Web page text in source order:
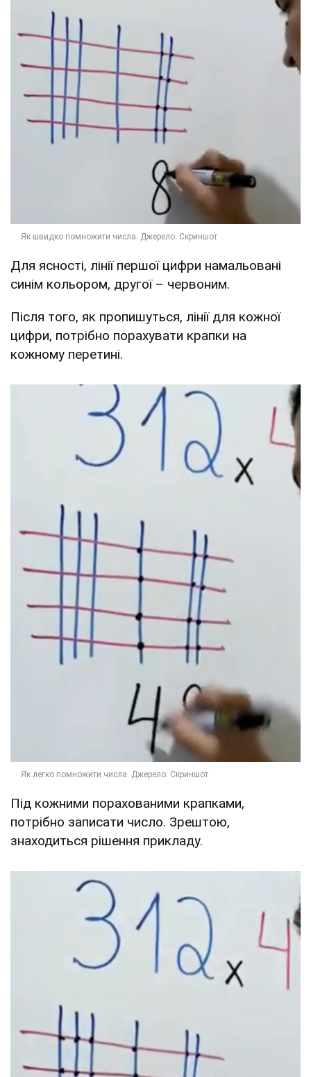
Для ясності, лінії першої цифри намальовані
синім кольором, другої – червоним.
Після того, як пропишуться, лінії для кожної
цифри, потрібно порахувати крапки на
кожному перетині.
Під кожними порахованими крапками,
потрібно записати число. Зрештою,
знаходиться рішення прикладу.